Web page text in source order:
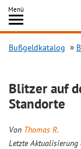
Inhalt
springen
Menü
Bußgeldkatalog
Blitzer auf
Standorte
Von Thomas R.
Letzte